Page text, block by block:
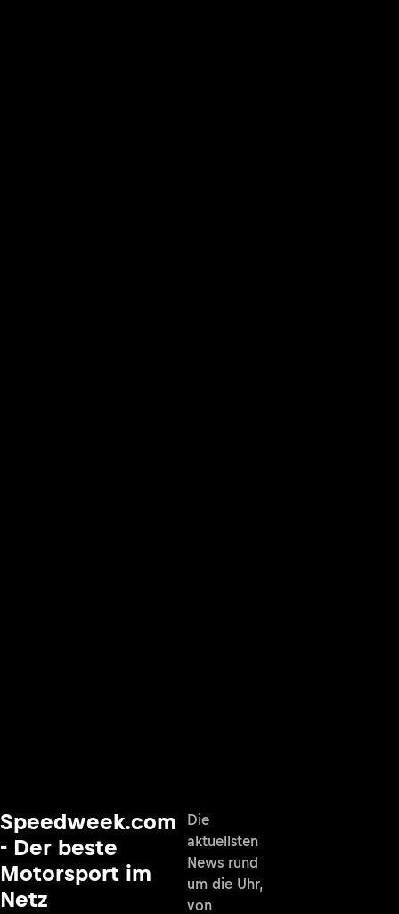
Speedweek.com
- Der beste
Motorsport im
Netz
Die
aktuellsten
News rund
um die Uhr,
von